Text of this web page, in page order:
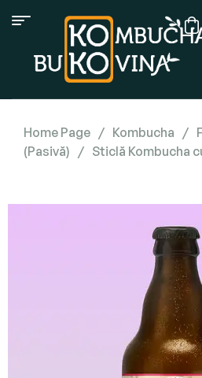
Home Page / Kombucha /
(Pasivă) / Sticlă Kombucha